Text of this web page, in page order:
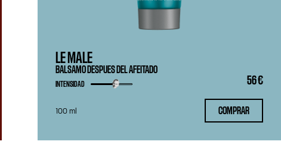
LE MALE
BALSAMO DESPUES DEL AFEITADO
56 €
INTENSIDAD
100 ml COMPRAR